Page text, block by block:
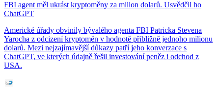
FBI agent měl ukrást kryptoměny za milion dolarů. Usvědčil ho
ChatGPT
Americké úřady obvinily bývalého agenta FBI Patricka Stevena
Yarocha z odcizení kryptoměn v hodnotě přibližně jednoho milionu
dolarů. Mezi nejzajímavější důkazy patří jeho konverzace s
ChatGPT, ve kterých údajně řešil investování peněz i odchod z
USA.